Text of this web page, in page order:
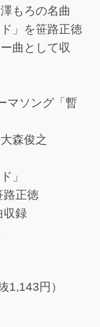
もろの名曲
」を笹路正徳
曲として収
マソング「暫
森俊之
」
路正徳
収録
1,143円）